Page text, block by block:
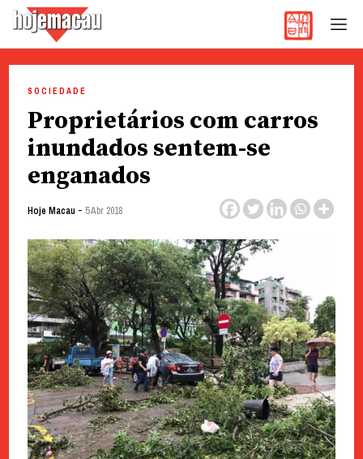
content
SOCIEDADE
Proprietários com carros
inundados sentem-se
enganados
Hoje Macau - 5 Abr 2018